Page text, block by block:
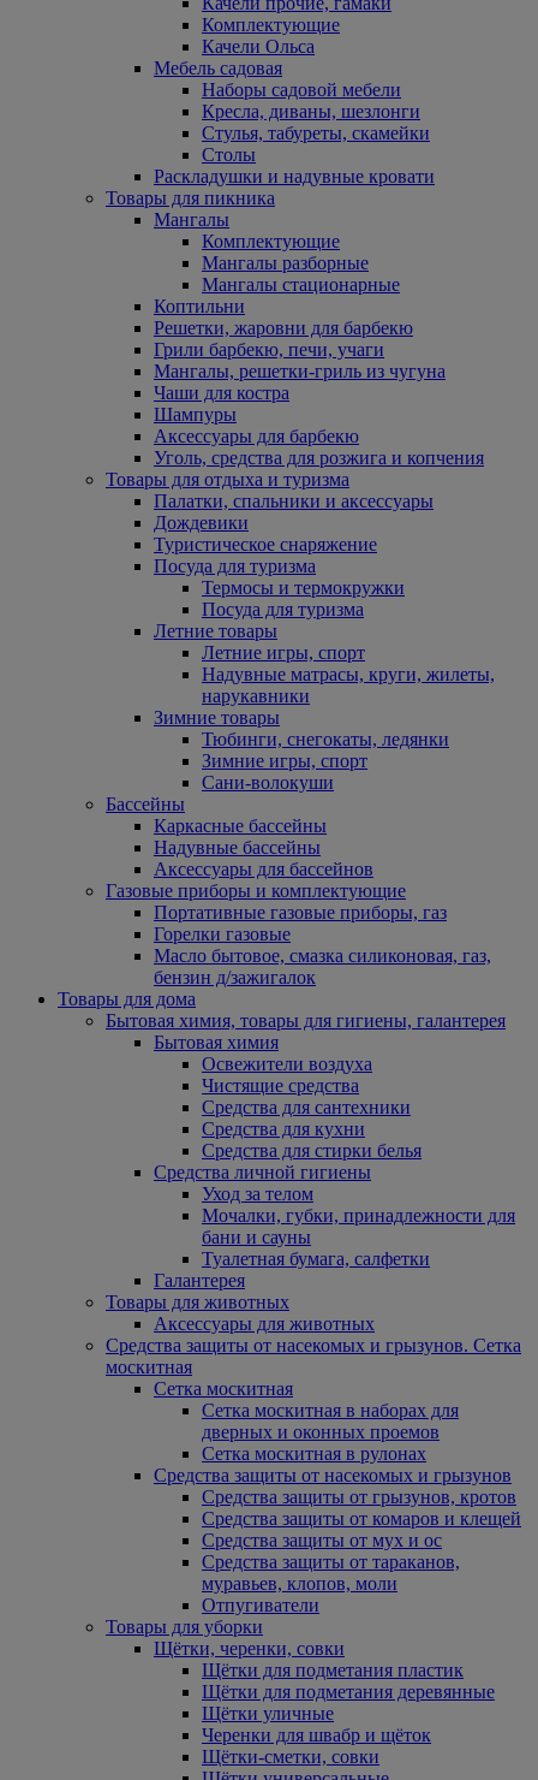
Комплектующие
Качели Ольса
Мебель садовая
Наборы садовой мебели
Кресла, диваны, шезлонги
Стулья, табуреты, скамейки
Столы
Раскладушки и надувные кровати
Товары для пикника
Мангалы
Комплектующие
Мангалы разборные
Мангалы стационарные
Коптильни
Решетки, жаровни для барбекю
Грили барбекю, печи, учаги
Мангалы, решетки-гриль из чугуна
Чаши для костра
Шампуры
Аксессуары для барбекю
Уголь, средства для розжига и копчения
Товары для отдыха и туризма
Палатки, спальники и аксессуары
Дождевики
Туристическое снаряжение
Посуда для туризма
Термосы и термокружки
Посуда для туризма
Летние товары
Летние игры, спорт
Надувные матрасы, круги, жилеты,
нарукавники
Зимние товары
Тюбинги, снегокаты, ледянки
Зимние игры, спорт
Сани-волокуши
Бассейны
Каркасные бассейны
Надувные бассейны
Аксессуары для бассейнов
Газовые приборы и комплектующие
Портативные газовые приборы, газ
Горелки газовые
Масло бытовое, смазка силиконовая, газ,
бензин д/зажигалок
Товары для дома
Бытовая химия, товары для гигиены, галантерея
Бытовая химия
Освежители воздуха
Чистящие средства
Средства для сантехники
Средства для кухни
Средства для стирки белья
Средства личной гигиены
Уход за телом
Мочалки, губки, принадлежности для
бани и сауны
Туалетная бумага, салфетки
Галантерея
Товары для животных
Аксессуары для животных
Средства защиты от насекомых и грызунов. Сетка
москитная
Сетка москитная
Сетка москитная в наборах для
дверных и оконных проемов
Сетка москитная в рулонах
Средства защиты от насекомых и грызунов
Средства защиты от грызунов, кротов
Средства защиты от комаров и клещей
Средства защиты от мух и ос
Средства защиты от тараканов,
муравьев, клопов, моли
Отпугиватели
Товары для уборки
Щётки, черенки, совки
Щётки для подметания пластик
Щётки для подметания деревянные
Щётки уличные
Черенки для швабр и щёток
Щётки-сметки, совки